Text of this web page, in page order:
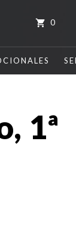
0
1ª